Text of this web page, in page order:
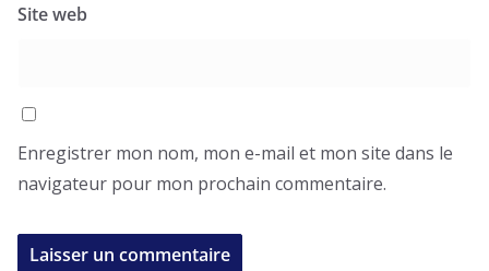
Site web
Enregistrer mon nom, mon e-mail et mon site dans le
navigateur pour mon prochain commentaire.